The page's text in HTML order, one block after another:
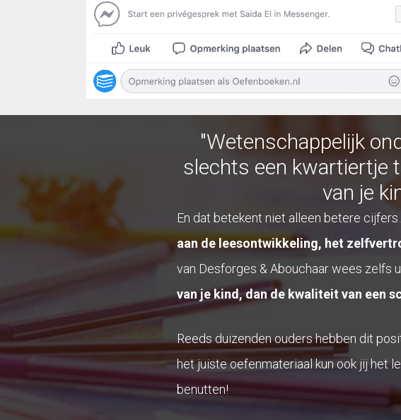
"Wetenschappelijk
slechts een kwartiertje
van je
En dat betekent niet alleen betere cijfers…
aan de leesontwikkeling, het
van Desforges & Abouchaar wees zelfs
van je kind, dan de kwaliteit van een
Reeds duizenden ouders hebben dit
het juiste oefenmateriaal kun ook jij het
benutten!